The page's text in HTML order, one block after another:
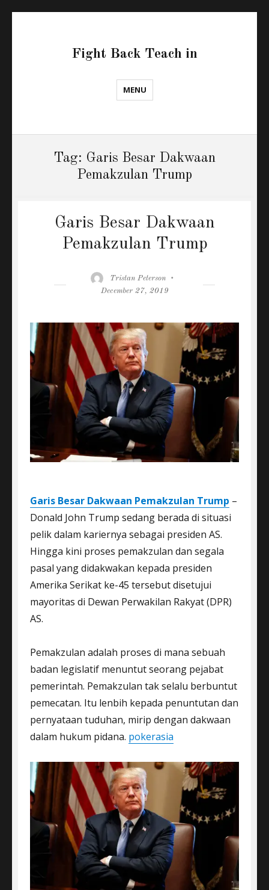
Fight Back Teach in
MENU
Tag: Garis Besar Dakwaan
Pemakzulan Trump
Garis Besar Dakwaan
Pemakzulan Trump
Author
Tristan Peterson
December 27, 2019
Garis Besar Dakwaan Pemakzulan Trump –
Donald John Trump sedang berada di situasi
pelik dalam kariernya sebagai presiden AS.
Hingga kini proses pemakzulan dan segala
pasal yang didakwakan kepada presiden
Amerika Serikat ke-45 tersebut disetujui
mayoritas di Dewan Perwakilan Rakyat (DPR)
AS.
Pemakzulan adalah proses di mana sebuah
badan legislatif menuntut seorang pejabat
pemerintah. Pemakzulan tak selalu berbuntut
pemecatan. Itu lenbih kepada penuntutan dan
pernyataan tuduhan, mirip dengan dakwaan
dalam hukum pidana. pokerasia